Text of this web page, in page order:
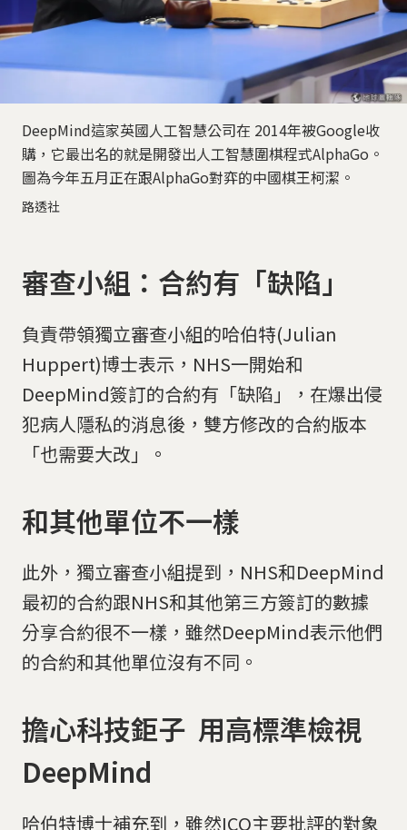
DeepMind這家英國人工智慧公司在 2014年被Google收
購，它最出名的就是開發出人工智慧圍棋程式AlphaGo。
圖為今年五月正在跟AlphaGo對弈的中國棋王柯潔。
路透社
審查小組：合約有「缺陷」
負責帶領獨立審查小組的哈伯特(Julian
Huppert)博士表示，NHS一開始和
DeepMind簽訂的合約有「缺陷」，在爆出侵
犯病人隱私的消息後，雙方修改的合約版本
「也需要大改」。
和其他單位不一樣
此外，獨立審查小組提到，NHS和DeepMind
最初的合約跟NHS和其他第三方簽訂的數據
分享合約很不一樣，雖然DeepMind表示他們
的合約和其他單位沒有不同。
擔心科技鉅子 用高標準檢視
DeepMind
哈伯特博士補充到，雖然ICO主要批評的對象